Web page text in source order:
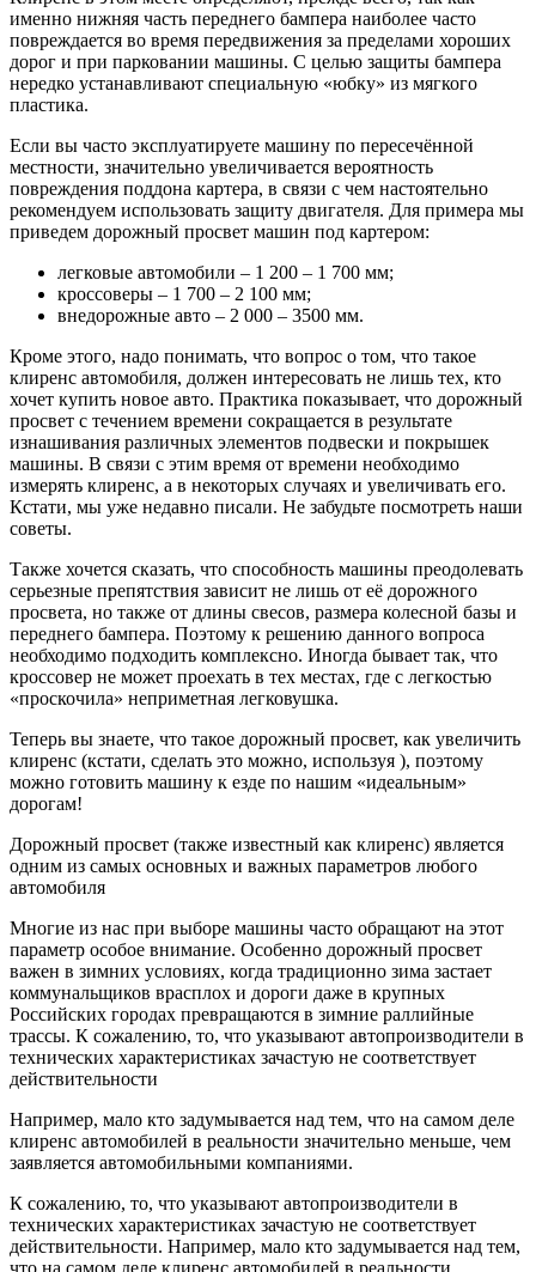
именно нижняя часть переднего бампера наиболее часто
повреждается во время передвижения за пределами хороших
дорог и при парковании машины. С целью защиты бампера
нередко устанавливают специальную «юбку» из мягкого
пластика.
Если вы часто эксплуатируете машину по пересечённой
местности, значительно увеличивается вероятность
повреждения поддона картера, в связи с чем настоятельно
рекомендуем использовать защиту двигателя. Для примера мы
приведем дорожный просвет машин под картером:
легковые автомобили – 1 200 – 1 700 мм;
кроссоверы – 1 700 – 2 100 мм;
внедорожные авто – 2 000 – 3500 мм.
Кроме этого, надо понимать, что вопрос о том, что такое
клиренс автомобиля, должен интересовать не лишь тех, кто
хочет купить новое авто. Практика показывает, что дорожный
просвет с течением времени сокращается в результате
изнашивания различных элементов подвески и покрышек
машины. В связи с этим время от времени необходимо
измерять клиренс, а в некоторых случаях и увеличивать его.
Кстати, мы уже недавно писали. Не забудьте посмотреть наши
советы.
Также хочется сказать, что способность машины преодолевать
серьезные препятствия зависит не лишь от её дорожного
просвета, но также от длины свесов, размера колесной базы и
переднего бампера. Поэтому к решению данного вопроса
необходимо подходить комплексно. Иногда бывает так, что
кроссовер не может проехать в тех местах, где с легкостью
«проскочила» неприметная легковушка.
Теперь вы знаете, что такое дорожный просвет, как увеличить
клиренс (кстати, сделать это можно, используя ), поэтому
можно готовить машину к езде по нашим «идеальным»
дорогам!
Дорожный просвет (также известный как клиренс) является
одним из самых основных и важных параметров любого
автомобиля
Многие из нас при выборе машины часто обращают на этот
параметр особое внимание. Особенно дорожный просвет
важен в зимних условиях, когда традиционно зима застает
коммунальщиков врасплох и дороги даже в крупных
Российских городах превращаются в зимние раллийные
трассы. К сожалению, то, что указывают автопроизводители в
технических характеристиках зачастую не соответствует
действительности
Например, мало кто задумывается над тем, что на самом деле
клиренс автомобилей в реальности значительно меньше, чем
заявляется автомобильными компаниями.
К сожалению, то, что указывают автопроизводители в
технических характеристиках зачастую не соответствует
действительности. Например, мало кто задумывается над тем,